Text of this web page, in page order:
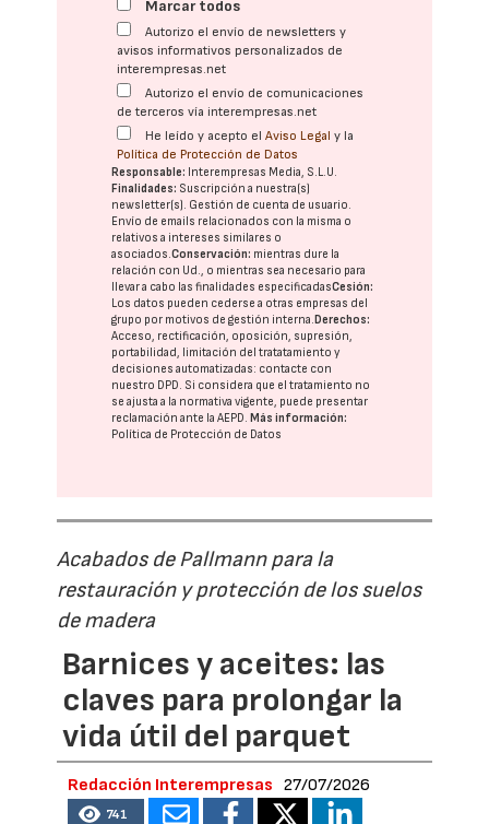
Marcar todos
Autorizo el envío de newsletters y
avisos informativos personalizados de
interempresas.net
Autorizo el envío de comunicaciones
de terceros vía interempresas.net
He leído y acepto elAviso Legal y la
Política de Protección de Datos
Responsable: Interempresas Media, S.L.U.
Finalidades: Suscripción a nuestra(s)
newsletter(s). Gestión de cuenta de usuario.
Envío de emails relacionados con la misma o
relativos a intereses similares o
asociados.Conservación: mientras dure la
relación con Ud., o mientras sea necesario para
llevar a cabo las finalidades especificadasCesión:
Los datos pueden cederse a otras empresas del
grupo por motivos de gestión interna.Derechos:
Acceso, rectificación, oposición, supresión,
portabilidad, limitación del tratatamiento y
decisiones automatizadas: contacte con
nuestro DPD . Si considera que el tratamiento no
se ajusta a la normativa vigente, puede presentar
reclamación ante laAEPD .Más información:
Política de Protección de Datos
Acabados de Pallmann para la
restauración y protección de los suelos
de madera
Barnices y aceites: las
claves para prolongar la
vida útil del parquet
Redacción Interempresas 27/07/2026
741